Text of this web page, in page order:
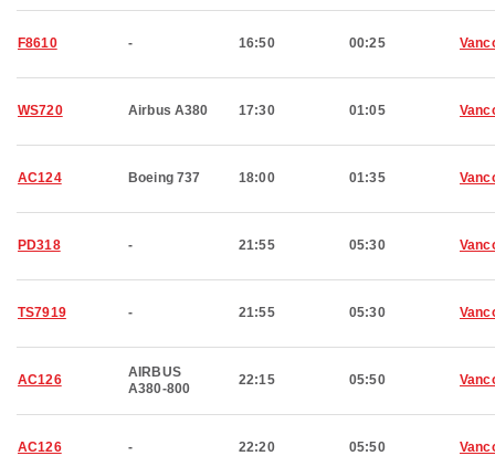
F8610 - 16:50 00:25
WS720 Airbus A380 17:30 01:05
AC124 Boeing 737 18:00 01:35
PD318 - 21:55 05:30
TS7919 - 21:55 05:30
AC126
AIRBUS
A380-800
22:15 05:50
AC126 - 22:20 05:50